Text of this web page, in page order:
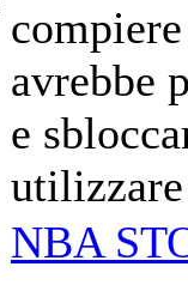
avrebbe
e
NBA